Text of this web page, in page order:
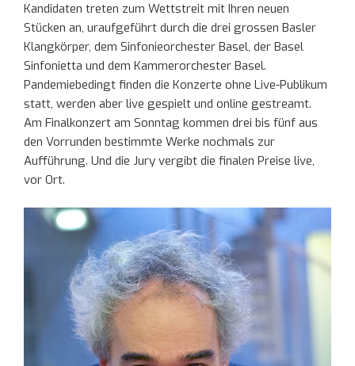
Kandidaten treten zum Wettstreit mit Ihren neuen
Stücken an, uraufgeführt durch die drei grossen Basler
Klangkörper, dem Sinfonieorchester Basel, der Basel
Sinfonietta und dem Kammerorchester Basel.
Pandemiebedingt finden die Konzerte ohne Live-Publikum
statt, werden aber live gespielt und online gestreamt.
Am Finalkonzert am Sonntag kommen drei bis fünf aus
den Vorrunden bestimmte Werke nochmals zur
Aufführung. Und die Jury vergibt die finalen Preise live,
vor Ort.